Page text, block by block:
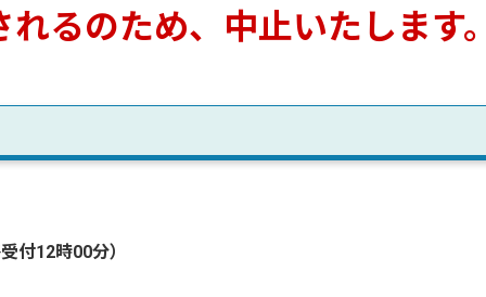
れるのため、中止いたします
付12時00分）